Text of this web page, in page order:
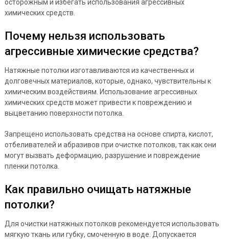
осторожным и избегать использования агрессивных
химических средств.
Почему нельзя использовать
агрессивные химические средства?
Натяжные потолки изготавливаются из качественных и
долговечных материалов, которые, однако, чувствительны к
химическим воздействиям. Использование агрессивных
химических средств может привести к повреждению и
выцветанию поверхности потолка.
Запрещено использовать средства на основе спирта, кислот,
отбеливателей и абразивов при очистке потолков, так как они
могут вызвать деформацию, разрушение и повреждение
пленки потолка.
Как правильно очищать натяжные
потолки?
Для очистки натяжных потолков рекомендуется использовать
мягкую ткань или губку, смоченную в воде. Допускается